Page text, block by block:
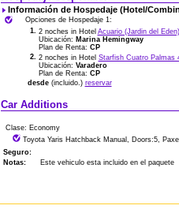
Información de Hospedaje (Hotel/
Opciones de Hospedaje 1:
1. 2 noches in Hotel Acuario (Jardin del
Ubicación: Marina Hemingway
Plan de Renta: CP
2. 2 noches in Hotel Starfish Cuatro Palmas
Ubicación: Varadero
Plan de Renta: CP
desde(incluido.) reservar
Car Additions
Clase: Economy
Toyota Yaris Hatchback Manual, Doors:5,
Seguro:
Notas:
Este vehiculo esta incluido en el paquete